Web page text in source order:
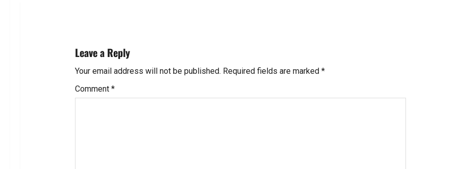
i
g
a
Leave a Reply
Your email address will not be published. Required fields are marked *
Comment *